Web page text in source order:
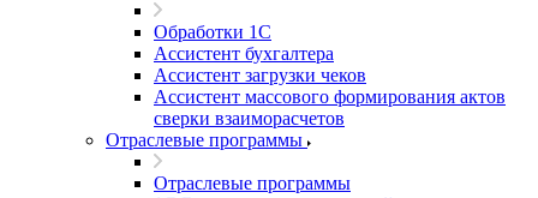
Обработки 1С
Ассистент бухгалтера
Ассистент загрузки чеков
Ассистент массового формирования актов
сверки взаиморасчетов
Отраслевые программы
Отраслевые программы